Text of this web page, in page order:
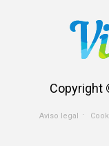
Copyright
Aviso legal